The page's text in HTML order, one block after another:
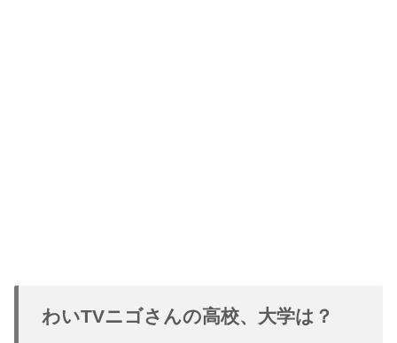
わいTVニゴさんの高校、大学は？